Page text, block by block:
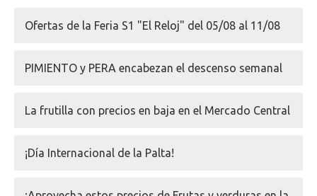
Ofertas de la Feria S1 "El Reloj" del 05/08 al 11/08
PIMIENTO y PERA encabezan el descenso semanal
La frutilla con precios en baja en el Mercado Central
¡Día Internacional de la Palta!